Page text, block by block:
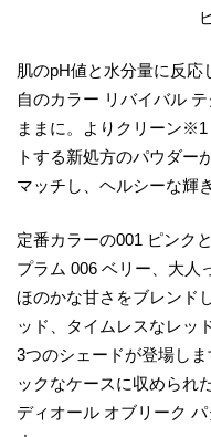
ピーター・
肌のpH値と水分量に反応
自のカラー リバイバル
ままに。よりクリーン
トする新処方のパウダー
マッチし、ヘルシーな輝
定番カラーの001 ピンク
プラム 006 ベリー、大人
ほのかな甘さをブレンド
ッド、タイムレスなレッ
3つのシェードが登場し
ックなケースに収められ
ディオール オブリーク